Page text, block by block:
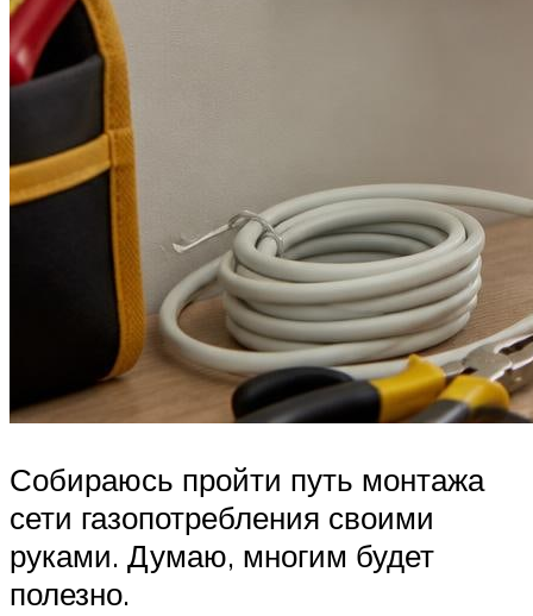
Собираюсь пройти путь монтажа
сети газопотребления своими
руками. Думаю, многим будет
полезно.